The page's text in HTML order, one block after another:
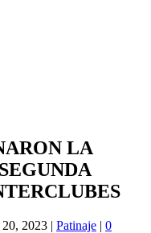
LA
2023 | Patinaje | 0